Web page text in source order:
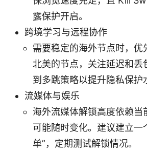
露保护开启。
跨境学习与远程协作
需要稳定的海外节点时，优
北美的节点，关注延迟和丢
到多跳策略以提升隐私保护
流媒体与娱乐
海外流媒体解锁高度依赖当
可能随时变化。建议建立一
单”，定期测试解锁情况。